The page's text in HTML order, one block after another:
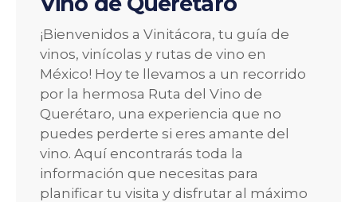
¡Bienvenidos a Vinitácora, tu guía de
vinos, vinícolas y rutas de vino en
México! Hoy te llevamos a un recorrido
por la hermosa Ruta del Vino de
Querétaro, una experiencia que no
puedes perderte si eres amante del
vino. Aquí encontrarás toda la
información que necesitas para
planificar tu visita y disfrutar al máximo